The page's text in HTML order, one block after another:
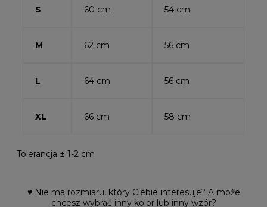
S 60 cm 54 cm
M 62 cm 56 cm
L 64 cm 56 cm
XL 66 cm 58 cm
Tolerancja ± 1-2 cm
♥ Nie ma rozmiaru, który Ciebie interesuje? A może
chcesz wybrać inny kolor lub inny wzór?